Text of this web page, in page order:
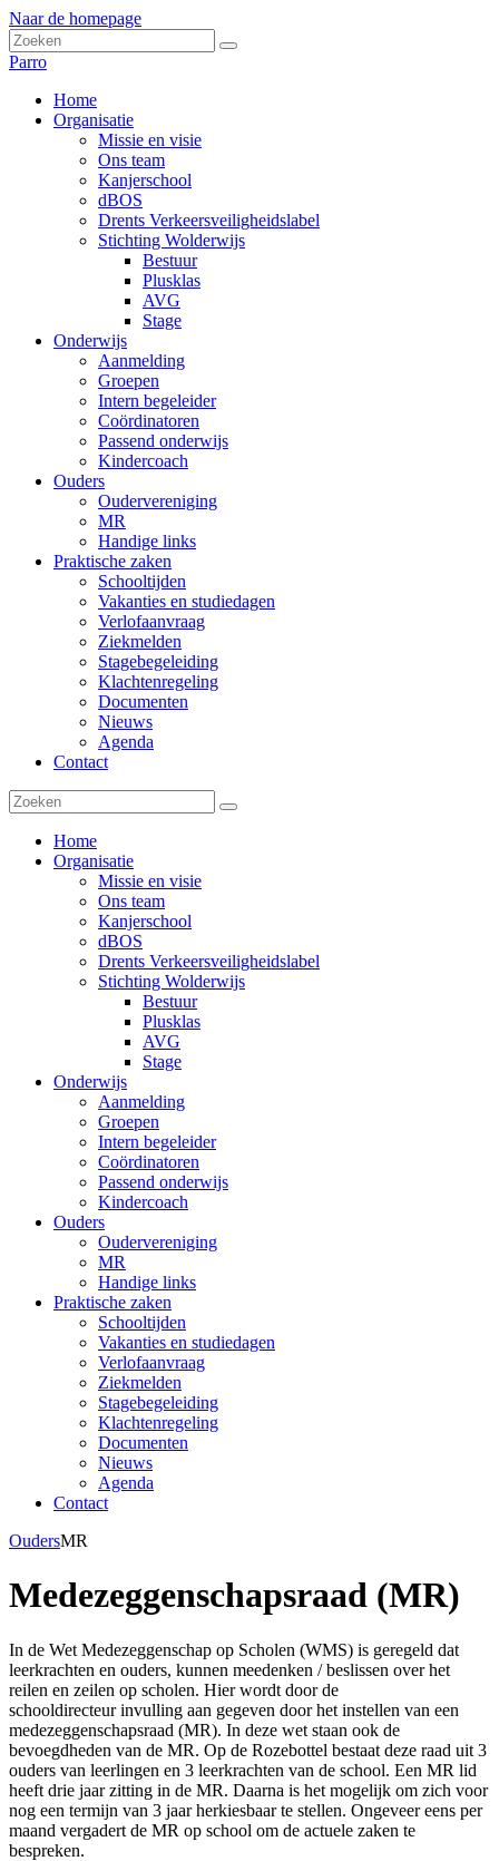
Naar de homepage
Parro
Home
Organisatie
Missie en visie
Ons team
Kanjerschool
dBOS
Drents Verkeersveiligheidslabel
Stichting Wolderwijs
Bestuur
Plusklas
AVG
Stage
Onderwijs
Aanmelding
Groepen
Intern begeleider
Coördinatoren
Passend onderwijs
Kindercoach
Ouders
Oudervereniging
MR
Handige links
Praktische zaken
Schooltijden
Vakanties en studiedagen
Verlofaanvraag
Ziekmelden
Stagebegeleiding
Klachtenregeling
Documenten
Nieuws
Agenda
Contact
Home
Organisatie
Missie en visie
Ons team
Kanjerschool
dBOS
Drents Verkeersveiligheidslabel
Stichting Wolderwijs
Bestuur
Plusklas
AVG
Stage
Onderwijs
Aanmelding
Groepen
Intern begeleider
Coördinatoren
Passend onderwijs
Kindercoach
Ouders
Oudervereniging
MR
Handige links
Praktische zaken
Schooltijden
Vakanties en studiedagen
Verlofaanvraag
Ziekmelden
Stagebegeleiding
Klachtenregeling
Documenten
Nieuws
Agenda
Contact
OudersMR
Medezeggenschapsraad (MR)
In de Wet Medezeggenschap op Scholen (WMS) is geregeld dat
leerkrachten en ouders, kunnen meedenken / beslissen over het
reilen en zeilen op scholen. Hier wordt door de
schooldirecteur invulling aan gegeven door het instellen van een
medezeggenschapsraad (MR). In deze wet staan ook de
bevoegdheden van de MR. Op de Rozebottel bestaat deze raad uit 3
ouders van leerlingen en 3 leerkrachten van de school. Een MR lid
heeft drie jaar zitting in de MR. Daarna is het mogelijk om zich voor
nog een termijn van 3 jaar herkiesbaar te stellen. Ongeveer eens per
maand vergadert de MR op school om de actuele zaken te
bespreken.